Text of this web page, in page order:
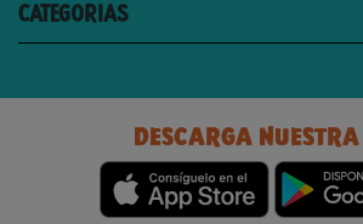
CATEGORIAS
DESCARGA